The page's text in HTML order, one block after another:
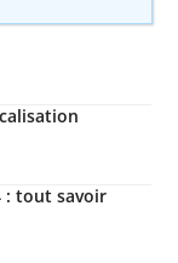
: tout savoir